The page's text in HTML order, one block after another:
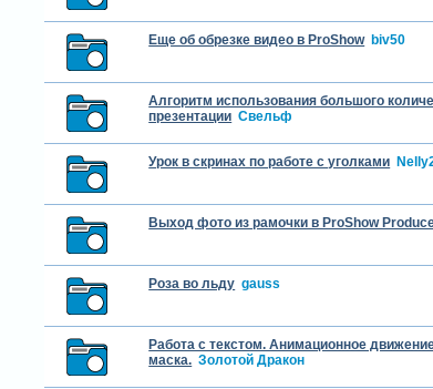
Еще об обрезке видео в ProShow biv50
Алгоритм использования большого
презентации Свельф
Урок в скринах по работе с уголками
Выход фото из рамочки в ProShow
Роза во льду gauss
Работа с текстом. Анимационное
маска. Золотой Дракон